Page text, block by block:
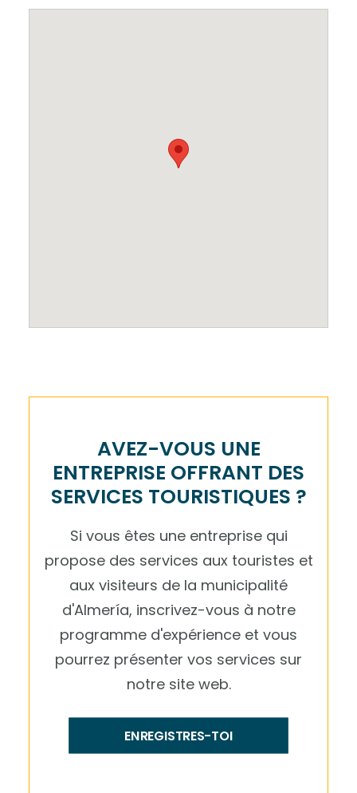
AVEZ-VOUS UNE
ENTREPRISE OFFRANT DES
SERVICES TOURISTIQUES ?
Si vous êtes une entreprise qui
propose des services aux touristes et
aux visiteurs de la municipalité
d'Almería, inscrivez-vous à notre
programme d'expérience et vous
pourrez présenter vos services sur
notre site web.
ENREGISTRES-TOI